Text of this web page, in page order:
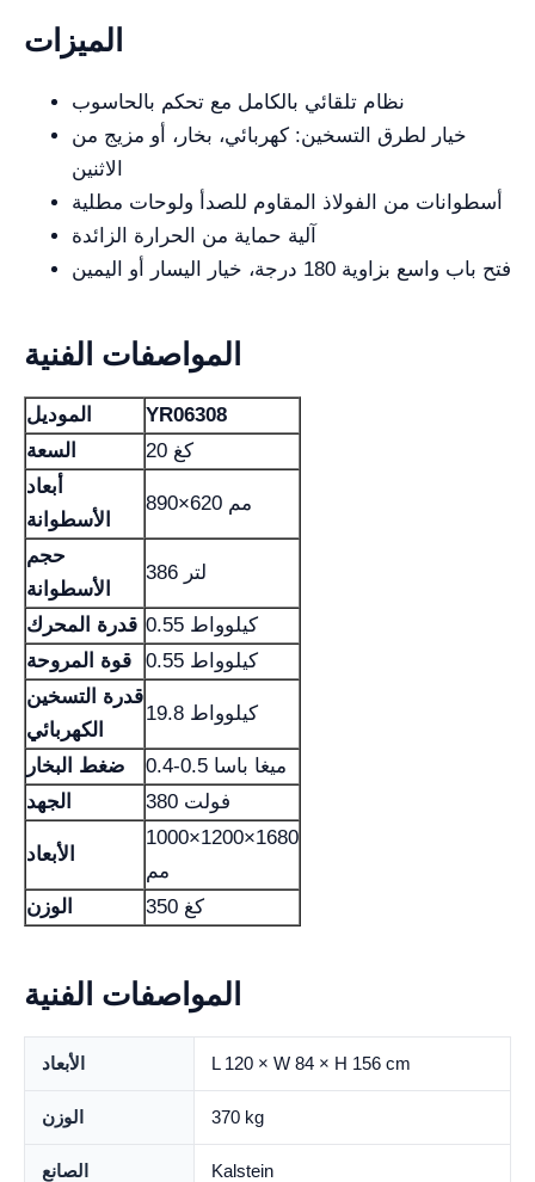
الميزات
نظام تلقائي بالكامل مع تحكم بالحاسوب
خيار لطرق التسخين: كهربائي، بخار، أو مزيج من
الاثنين
أسطوانات من الفولاذ المقاوم للصدأ ولوحات مطلية
آلية حماية من الحرارة الزائدة
فتح باب واسع بزاوية 180 درجة، خيار اليسار أو اليمين
المواصفات الفنية
الموديل
YR06308
السعة
20 كغ
أبعاد
الأسطوانة
890×620 مم
حجم
الأسطوانة
386 لتر
قدرة المحرك
0.55 كيلوواط
قوة المروحة
0.55 كيلوواط
قدرة التسخين
الكهربائي
19.8 كيلوواط
ضغط البخار
0.4-0.5 ميغا باسا
الجهد
380 فولت
الأبعاد
1000×1200×1680
مم
الوزن
350 كغ
المواصفات الفنية
الأبعاد L 120 × W 84 × H 156 cm
الوزن 370 kg
الصانع Kalstein